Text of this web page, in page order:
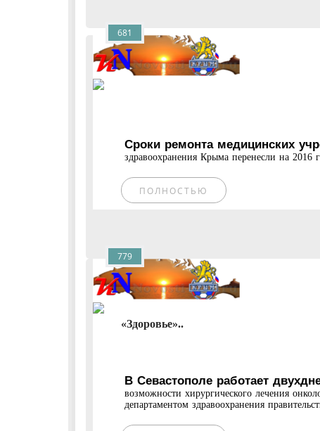
Сроки ремонта медицинских
здравоохранения Крыма перенесли на 2016
ПОЛНОСТЬЮ
681
«Здоровье»..
В Севастополе работает
возможности хирургического лечения
департаментом здравоохранения
779